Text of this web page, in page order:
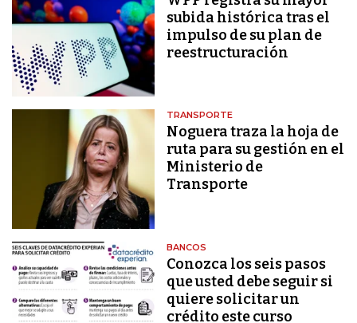
subida histórica tras el
impulso de su plan de
reestructuración
TRANSPORTE
Noguera traza la hoja de
ruta para su gestión en el
Ministerio de
Transporte
BANCOS
Conozca los seis pasos
que usted debe seguir si
quiere solicitar un
crédito este curso